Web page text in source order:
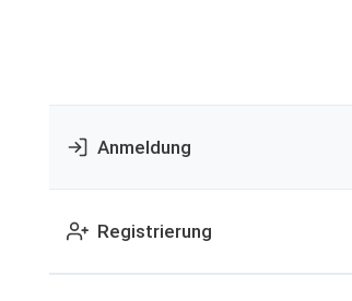
Anmeldung
Registrierung